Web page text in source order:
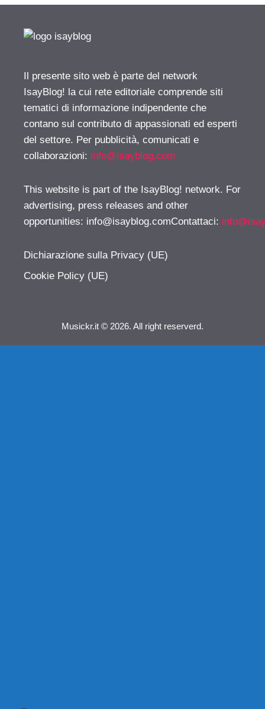
Il presente sito web è parte del network
IsayBlog! la cui rete editoriale comprende siti
tematici di informazione indipendente che
contano sul contributo di appassionati ed esperti
del settore. Per pubblicità, comunicati e
collaborazioni: info@isayblog.com
This website is part of the IsayBlog! network. For
advertising, press releases and other
opportunities: info@isayblog.comContattaci:
Dichiarazione sulla Privacy (UE)
Cookie Policy (UE)
Musickr.it © 2026. All right reserverd.